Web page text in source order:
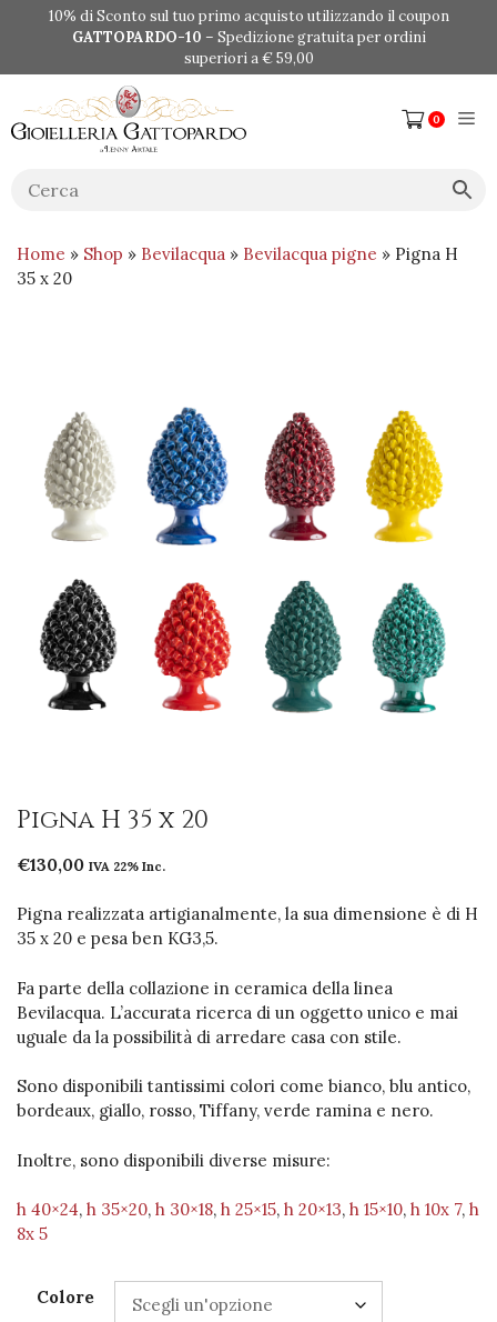
10% di Sconto sul tuo primo acquisto utilizzando il coupon
GATTOPARDO-10 – Spedizione gratuita per ordini
superiori a € 59,00
0
Home » Shop » Bevilacqua » Bevilacqua pigne » Pigna H
35 x 20
Pigna H 35 x 20
€130,00 IVA 22% Inc.
Pigna realizzata artigianalmente, la sua dimensione è di H
35 x 20 e pesa ben KG3,5.
Fa parte della collazione in ceramica della linea
Bevilacqua. L’accurata ricerca di un oggetto unico e mai
uguale da la possibilità di arredare casa con stile.
Sono disponibili tantissimi colori come bianco, blu antico,
bordeaux, giallo, rosso, Tiffany, verde ramina e nero.
Inoltre, sono disponibili diverse misure:
h 40×24, h 35×20, h 30×18, h 25×15, h 20×13, h 15×10, h 10x 7, h
8x 5
Colore